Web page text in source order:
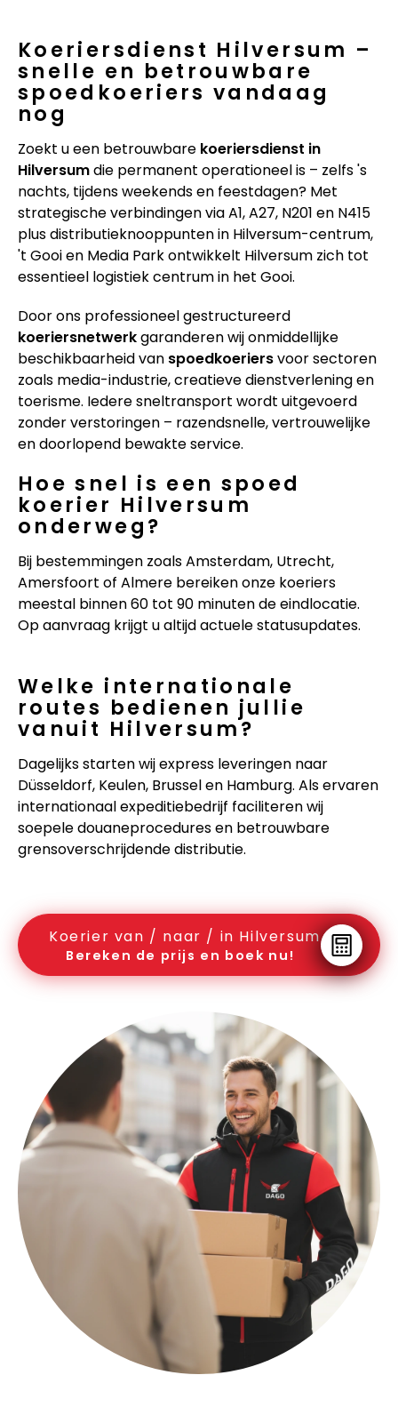
Koeriersdienst Hilversum –
snelle en betrouwbare
spoedkoeriers vandaag
nog
Zoekt u een betrouwbare koeriersdienst in
Hilversumdie permanent operationeel is – zelfs 's
nachts, tijdens weekends en feestdagen? Met
strategische verbindingen via A1, A27, N201 en N415
plus distributieknooppunten in Hilversum-centrum,
't Gooi en Media Park ontwikkelt Hilversum zich tot
essentieel logistiek centrum in het Gooi.
Door ons professioneel gestructureerd
koeriersnetwerkgaranderen wij onmiddellijke
beschikbaarheid van spoedkoeriersvoor sectoren
zoals media-industrie, creatieve dienstverlening en
toerisme. Iedere sneltransport wordt uitgevoerd
zonder verstoringen – razendsnelle, vertrouwelijke
en doorlopend bewakte service.
Hoe snel is een spoed
koerier Hilversum
onderweg?
Bij bestemmingen zoals Amsterdam, Utrecht,
Amersfoort of Almere bereiken onze koeriers
meestal binnen 60 tot 90 minuten de eindlocatie.
Op aanvraag krijgt u altijd actuele statusupdates.
Welke internationale
routes bedienen jullie
vanuit Hilversum?
Dagelijks starten wij express leveringen naar
Düsseldorf, Keulen, Brussel en Hamburg. Als ervaren
internationaal expeditiebedrijf faciliteren wij
soepele douaneprocedures en betrouwbare
grensoverschrijdende distributie.
Koerier van / naar / in Hilversum
Bereken de prijs en boek nu!